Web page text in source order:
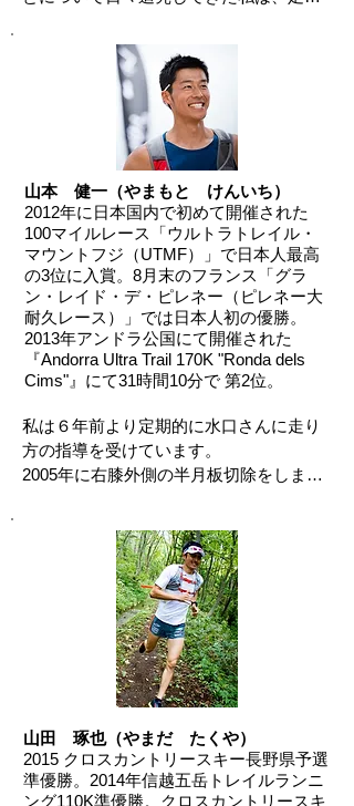
クであり，脳と身体は切っても切り離せ
ない事実がそこにはあります。
今まで，スポーツ業界で語られてきた常
識とは一線を隔した，革新的なメソッド
であることは，わたしが保証致します。
今までの指導法が，今一つ，しっくりこ
ない，または，もっとパフォーマンスが
引き出せるはずなのになかなかうまくい
かない，など、思い悩んでいるアスリー
トのみなさんは，ぜひ一度，彼に会って
みてください。
目の前が広がってくことを体感できるは
マンスアドバイザーの水口氏と出会い衝
撃を受けました。 科学的根拠に基づき人
間本来の身体の使い方を提唱するミズグ
チメソッドは、今まで常識として教えら
れてきたことを全て覆す内容で、アスリ
ートに限らず現代の日本人が日々の歩行
から走行まで如何に間違った動きをして
しまっているのかということに気付かさ
れました。
外国人選手が速い理由もナチュラルに人
間本来の身体の使い方が出来ているとこ
ろにあったのです。
私自身、最初は戸惑いもありましたがす
っと抱えていた故障もなくなり本当に驚
きました。 正しい身体の使い方をするこ
と、アスリートはもちろん、運動をする
全ての人にとって大切なことです。 本当
に全ての人に実践して欲しいメソッドで
山本 健一（やまもと けんいち）
2012年に日本国内で初めて開催された
100マイルレース「ウルトラトレイル・
マウントフジ（UTMF）」で日本人最高
の3位に入賞。8月末のフランス「グラ
ン・レイド・デ・ピレネー（ピレネー大
耐久レース）」では日本人初の優勝。
2013年アンドラ公国にて開催された
『Andorra Ultra Trail 170K "Ronda dels
Cims"』にて31時間10分で 第2位。
私は６年前より定期的に水口さんに走り
方の指導を受けています。
2005年に右膝外側の半月板切除をしまし
りました。かけられた言葉は『覚悟はあ
るか？』でした。その覚悟とは、今まで
の走りの常識を全く変えるという意味で
した。最初は不自然な動きに戸惑うこと
もありましたが、今は無意識とまではい
かないが、少しずつ自分のものになって
きています。左右非対称、地面からの反
走る練習をしました。
そして、今は100マイルもの山道を走って
山田 琢也（やまだ たくや）
2015 クロスカントリースキー長野県予選
準優勝。2014年信越五岳トレイルランニ
ング110K準優勝。クロスカントリースキ